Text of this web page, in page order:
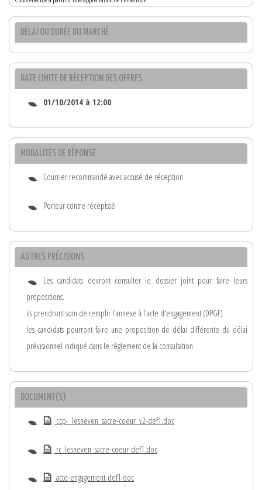
DÉLAI OU DURÉE DU MARCHÉ
DATE LIMITE DE RÉCEPTION DES OFFRES
01/10/2014 à 12:00
MODALITÉS DE RÉPONSE
Courrier recommandé avec accusé de réception
Porteur contre récépissé
AUTRES PRÉCISIONS
Les candidats devront consulter le dossier joint pour faire leurs
propositions.
ils prendront soin de remplir l'annexe à l'acte d'engagement (DPGF)
les candidats pourront faire une proposition de délai différente du délai
prévisionnel indiqué dans le règlement de la consultation
DOCUMENT(S)
ccp-_lesneven_sacre-coeur_v2-def1.doc
rc_lesneven_sacre-coeur-def1.doc
acte-engagement-def1.doc